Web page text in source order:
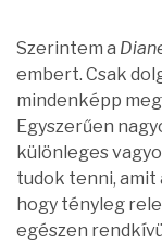
Szerintem a
embert. Csak
mindenképp
Egyszerűen
különleges
tudok tenni, amit
hogy tényleg
egészen